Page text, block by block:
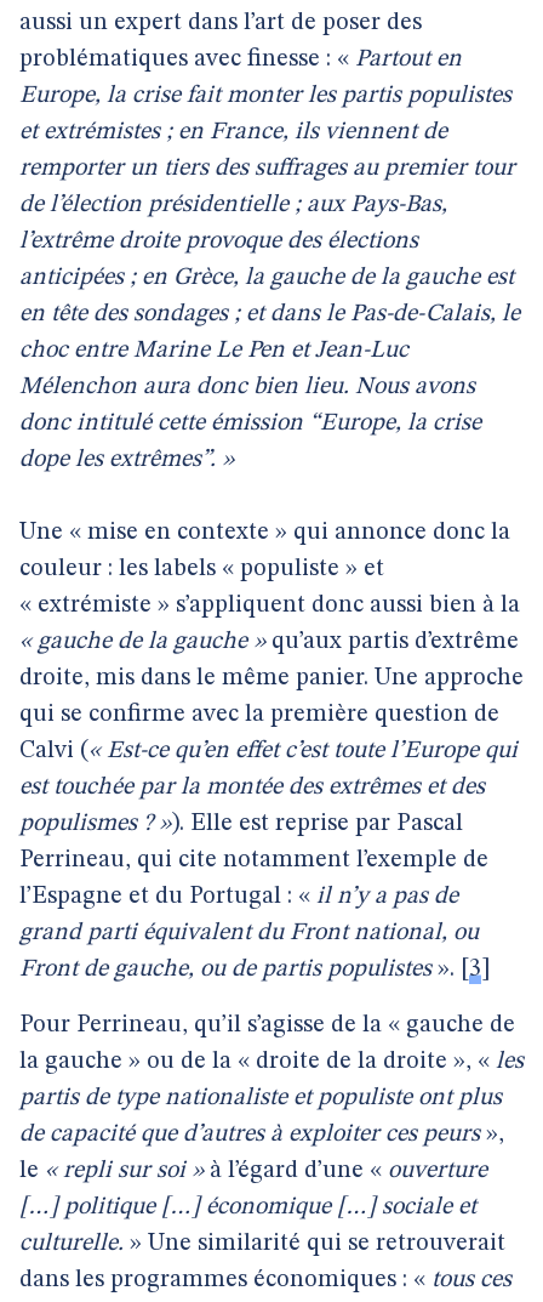
aussi un expert dans l’art de poser des
problématiques avec finesse : « Partout en
Europe, la crise fait monter les partis populistes
et extrémistes ; en France, ils viennent de
remporter un tiers des suffrages au premier tour
de l’élection présidentielle ; aux Pays-Bas,
l’extrême droite provoque des élections
anticipées ; en Grèce, la gauche de la gauche est
en tête des sondages ; et dans le Pas-de-Calais, le
choc entre Marine Le Pen et Jean-Luc
Mélenchon aura donc bien lieu. Nous avons
donc intitulé cette émission “Europe, la crise
dope les extrêmes”. »
Une « mise en contexte » qui annonce donc la
couleur : les labels « populiste » et
« extrémiste » s’appliquent donc aussi bien à la
« gauche de la gauche »qu’aux partis d’extrême
droite, mis dans le même panier. Une approche
qui se confirme avec la première question de
Calvi ( « Est-ce qu’en effet c’est toute l’Europe qui
est touchée par la montée des extrêmes et des
populismes ? »). Elle est reprise par Pascal
Perrineau, qui cite notamment l’exemple de
l’Espagne et du Portugal : « il n’y a pas de
grand parti équivalent du Front national, ou
Front de gauche, ou de partis populistes». 3
Pour Perrineau, qu’il s’agisse de la « gauche de
la gauche » ou de la « droite de la droite », « les
partis de type nationaliste et populiste ont plus
de capacité que d’autres à exploiter ces peurs»,
le « repli sur soi »à l’égard d’une « ouverture
[…] politique […] économique […] sociale et
culturelle. » Une similarité qui se retrouverait
dans les programmes économiques : « tous ces